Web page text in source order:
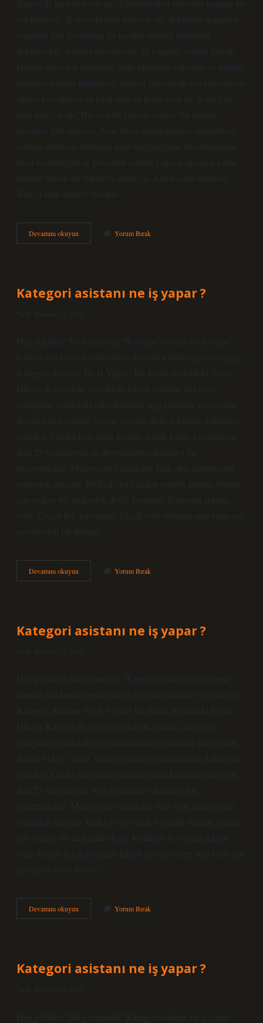
Konya’da hızlı tren var mı? Günümüzden geleceğe uzanan bir
yol hikâyesi “Konya’da hızlı tren var mı” hakkında araştırma
yapanlar için hazırlanan bu içerikte önemli noktalara
değineceğiz. Ankara’da yaşayan, 28 yaşında, günün büyük
kısmını teknoloji haberleri, şehir planlama videoları ve ulaşım
projeleri üzerine düşünerek geçiren biri olarak son zamanlarda
aklımı kurcalayan en basit ama en kritik soru şu: Konya’da
hızlı tren var mı? Bu soru ilk bakışta sadece bir ulaşım
meselesi gibi duruyor. Ama biraz derinlemesine düşününce,
aslında şehirlerin birbirine nasıl bağlandığını, hayatlarımızın
nasıl hızlandığını ve gelecekte nerede yaşayacağımıza kadar
uzanan büyük bir hikâyeyi anlatıyor. Ankara’dan bakınca,
Konya artık sadece “uzakta…
Devamını okuyun Konya’da
hızlı
Yorum Bırak
Kategori asistanı ne iş yapar ?
Tarih: Temmuz 13, 2026
Hoş geldiniz! Bu yazımızda “Kategori asistanı ne iş yapar”
konusu hakkında merak edilen detaylara birlikte göz atacağız.
Kategori Asistanı Ne İş Yapar? Bir Rafın Ardındaki Sessiz
Hikâye Kayseri’de yaşadığım küçük evimde, her gece
yatağımın yanındaki eski defterimi açıp günümü yazıyorum.
Bazen birkaç cümle, bazen sayfalar dolusu kelime dökülüyor
içimden. Çünkü bazı anlar insanın içinde kalınca ağırlaşıyor.
Ben 25 yaşındayım ve duygularımı saklamayı hiç
beceremedim. Mutluysam yüzümden belli olur, kırıldıysam
sesimden anlaşılır. Belki de bu yüzden günlük tutmak benim
için sadece bir alışkanlık değil, kendimle konuşma şeklim
oldu. Geçen kış, hayatımda küçük gibi görünen ama bana çok
şey öğreten bir dönem…
Devamını okuyun
asistanı
Yorum Bırak
Kategori asistanı ne iş yapar ?
Tarih: Temmuz 13, 2026
Hoş geldiniz! Bu yazımızda “Kategori asistanı ne iş yapar”
konusu hakkında merak edilen detaylara birlikte göz atacağız.
Kategori Asistanı Ne İş Yapar? Bir Rafın Ardındaki Sessiz
Hikâye Kayseri’de yaşadığım küçük evimde, her gece
yatağımın yanındaki eski defterimi açıp günümü yazıyorum.
Bazen birkaç cümle, bazen sayfalar dolusu kelime dökülüyor
içimden. Çünkü bazı anlar insanın içinde kalınca ağırlaşıyor.
Ben 25 yaşındayım ve duygularımı saklamayı hiç
beceremedim. Mutluysam yüzümden belli olur, kırıldıysam
sesimden anlaşılır. Belki de bu yüzden günlük tutmak benim
için sadece bir alışkanlık değil, kendimle konuşma şeklim
oldu. Geçen kış, hayatımda küçük gibi görünen ama bana çok
şey öğreten bir dönem…
Devamını okuyun
asistanı
Yorum Bırak
Kategori asistanı ne iş yapar ?
Tarih: Temmuz 13, 2026
Hoş geldiniz! Bu yazımızda “Kategori asistanı ne iş yapar”